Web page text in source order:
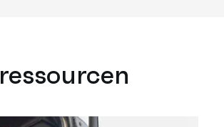
ressourcen